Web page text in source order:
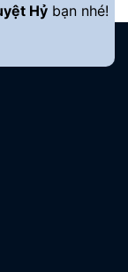
Hỷ bạn nhé!